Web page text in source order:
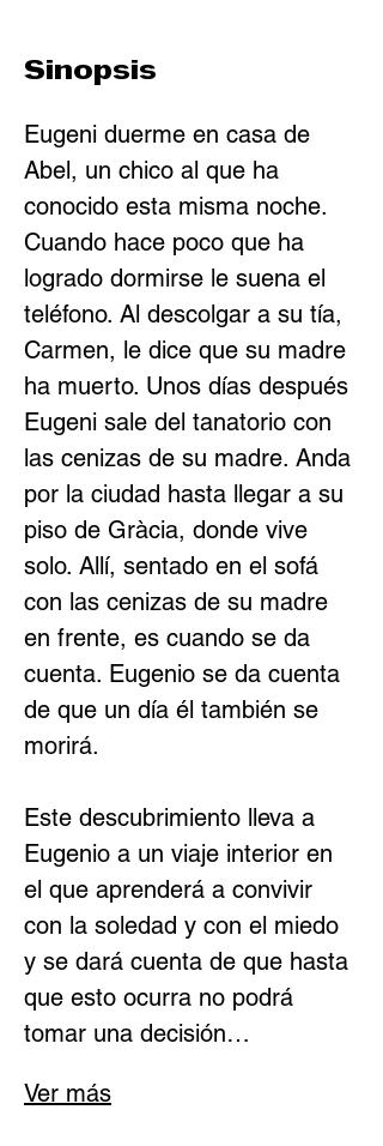
Sinopsis
Eugeni duerme en casa de
Abel, un chico al que ha
conocido esta misma noche.
Cuando hace poco que ha
logrado dormirse le suena el
teléfono. Al descolgar a su tía,
Carmen, le dice que su madre
ha muerto. Unos días después
Eugeni sale del tanatorio con
las cenizas de su madre. Anda
por la ciudad hasta llegar a su
piso de Gràcia, donde vive
solo. Allí, sentado en el sofá
con las cenizas de su madre
en frente, es cuando se da
cuenta. Eugenio se da cuenta
de que un día él también se
morirá.
Este descubrimiento lleva a
Eugenio a un viaje interior en
el que aprenderá a convivir
con la soledad y con el miedo
y se dará cuenta de que hasta
que esto ocurra no podrá
tomar una decisión…
Ver más